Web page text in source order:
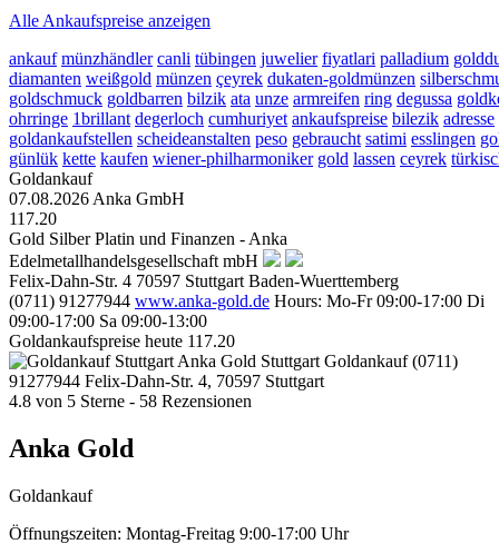
Alle Ankaufspreise anzeigen
ankauf münzhändler canli tübingen juwelier fiyatlari palladium
diamanten weißgold münzen çeyrek dukaten-goldmünzen
goldschmuck goldbarren bilzik ata unze armreifen ring degussa
ohrringe 1brillant degerloch cumhuriyet ankaufspreise bilezik adresse
goldankaufstellen scheideanstalten peso gebraucht satimi esslingen
günlük kette kaufen wiener-philharmoniker gold lassen ceyrek
Goldankauf
07.08.2026 Anka GmbH
117.20
Gold Silber Platin und Finanzen - Anka
Edelmetallhandelsgesellschaft mbH
Felix-Dahn-Str. 4 70597 Stuttgart Baden-Wuerttemberg
(0711) 91277944 www.anka-gold.de Hours: Mo-Fr 09:00-17:00 Di
09:00-17:00 Sa 09:00-13:00
Goldankaufspreise heute 117.20
Anka Gold Stuttgart Goldankauf (0711)
91277944 Felix-Dahn-Str. 4, 70597 Stuttgart
4.8 von 5 Sterne - 58 Rezensionen
Anka Gold
Goldankauf
Öffnungszeiten: Montag-Freitag 9:00-17:00 Uhr